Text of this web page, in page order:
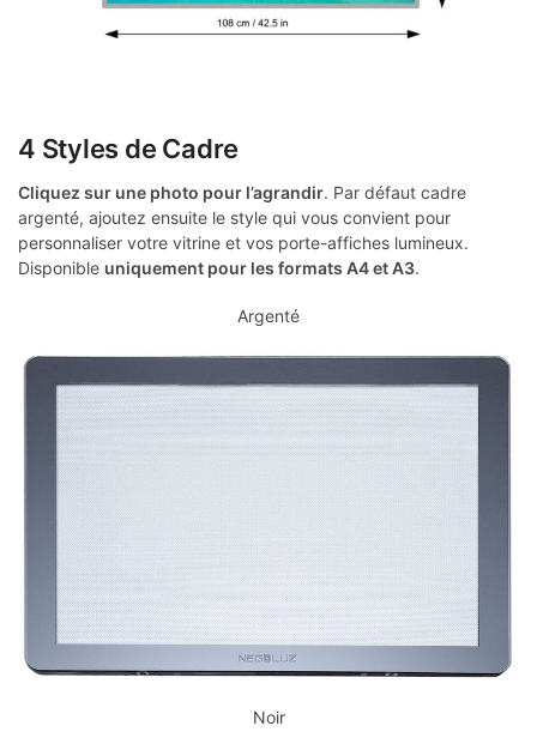
4 Styles de Cadre
Cliquez sur une photo pour l’agrandir. Par défaut cadre
argenté, ajoutez ensuite le style qui vous convient pour
personnaliser votre vitrine et vos porte-affiches lumineux.
Disponible uniquement pour les formats A4 et A3.
Argenté
Noir